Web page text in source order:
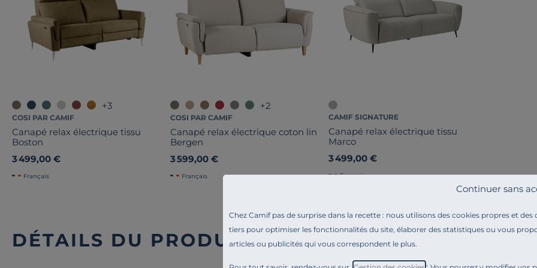
Chez Camif pas de surprise dans la recette : nous utilisons des cookies propres et des
tiers pour optimiser les fonctionnalités du site, élaborer des statistiques ou vous
articles ou publicités qui vous correspondent le plus.
Continuer sans
+3
COSI PAR CAMIF
Canapé relax électrique tissu
Boston
3 499,00 €
Français
+2
COSI PAR CAMIF
Canapé relax électrique coton lin
Bergen
3 599,00 €
Français
CAMIF SIGNATURE
Canapé relax électrique tissu
Marco
3 499,00 €
Français
DÉTAILS DU PRODUIT